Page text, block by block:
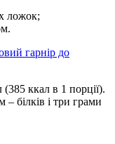
ложок;
гарнір до
(385 ккал в 1 порції).
– білків і три грами